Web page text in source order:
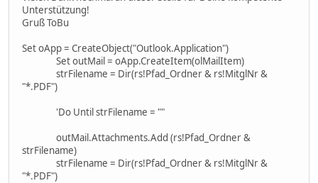
Unterstützung!
Gruß ToBu
Set oApp = CreateObject("Outlook.Application")
Set outMail = oApp.CreateItem(olMailItem)
strFilename = Dir(rs!Pfad_Ordner & rs!MitglNr &
"*.PDF")
'Do Until strFilename = ""
outMail.Attachments.Add (rs!Pfad_Ordner &
strFilename)
strFilename = Dir(rs!Pfad_Ordner & rs!MitglNr &
"*.PDF")